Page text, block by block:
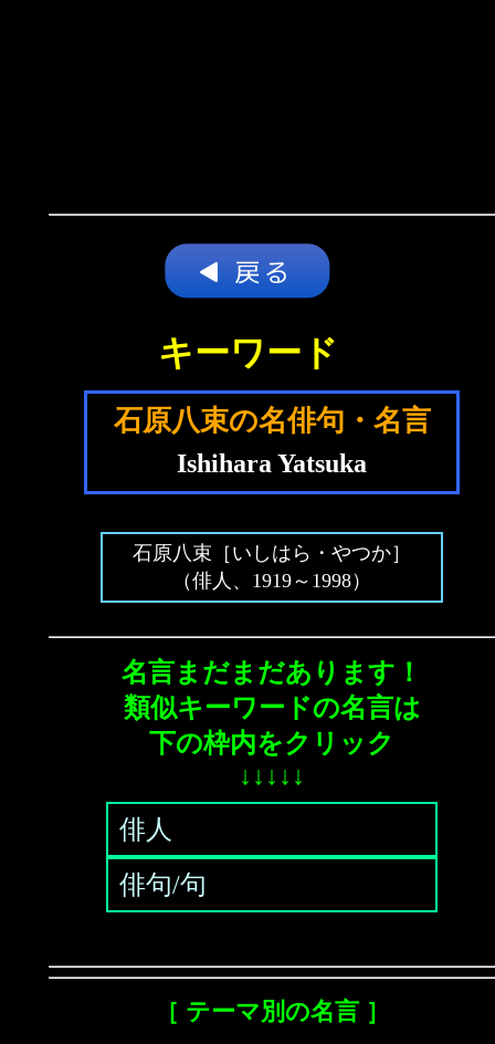
キーワード
石原八束の名俳句・名言
Ishihara Yatsuka
石原八束［いしはら・やつか］
（俳人、1919～1998）
名言まだまだあります！
類似キーワードの名言は
下の枠内をクリック
↓↓↓↓↓
俳人
俳句/句
［ テーマ別の名言 ］